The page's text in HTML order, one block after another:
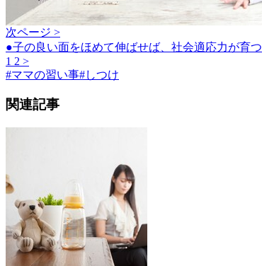
次ページ >
●子の良い面をほめて伸ばせば、社会適応力が育つ
1 2 >
#ママの習い事#しつけ
関連記事